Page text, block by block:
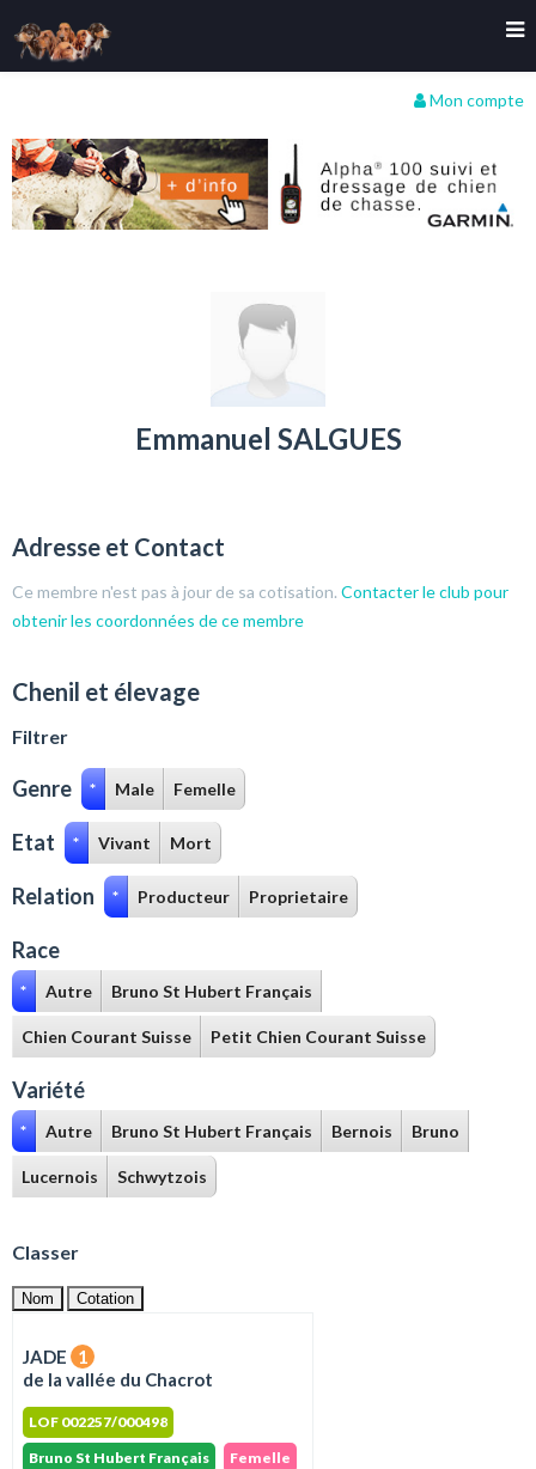
Mon compte
Emmanuel SALGUES
Adresse et Contact
Ce membre n'est pas à jour de sa cotisation. Contacter le club pour
obtenir les coordonnées de ce membre
Chenil et élevage
Filtrer
Genre * Male Femelle
Etat * Vivant Mort
Relation * Producteur Proprietaire
Race
* Autre Bruno St Hubert Français
Chien Courant Suisse Petit Chien Courant Suisse
Variété
* Autre Bruno St Hubert Français Bernois Bruno
Lucernois Schwytzois
Classer
Nom Cotation
JADE
1
de la vallée du Chacrot
LOF 002257/000498
Bruno St Hubert Français
Femelle